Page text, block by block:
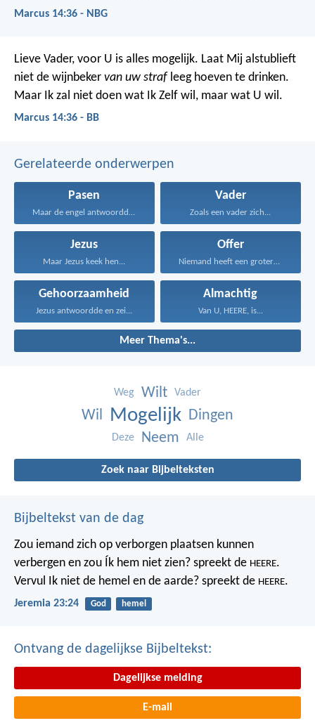
Marcus 14:36 - NBG
Lieve Vader, voor U is alles mogelijk. Laat Mij alstublieft
niet de wijnbeker van uw straf leeg hoeven te drinken.
Maar Ik zal niet doen wat Ik Zelf wil, maar wat U wil.
Marcus 14:36 - BB
Gerelateerde onderwerpen
Pasen
Maar de engel antwoordde...
Vader
Zoals een vader zich...
Jezus
Maar Jezus keek hen...
Offer
Niemand heeft een grotere...
Gehoorzaamheid
Jezus antwoordde en zei...
Almachtig
Van U, HEERE, is...
Meer Thema's...
Weg Wilt Vader
Wil Mogelijk Dingen
Deze Neem Alle
Zoek naar Bijbelteksten
Bijbeltekst van de dag
Zou iemand zich op verborgen plaatsen kunnen
verbergen en zou Ík hem niet zien? spreekt de HEERE.
Vervul Ik niet de hemel en de aarde? spreekt de HEERE.
Jeremia 23:24 God hemel
Ontvang de dagelijkse Bijbeltekst:
Dagelijkse melding
E-mail